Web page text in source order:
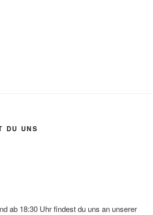
DU UNS
ab 18:30 Uhr findest du uns an unserer